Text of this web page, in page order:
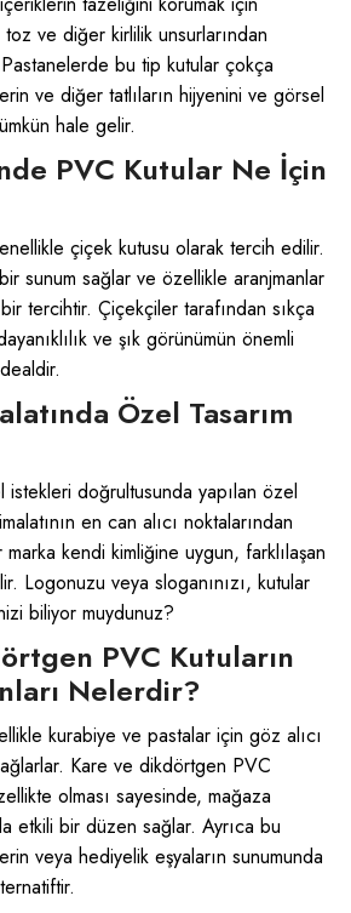
ve diğer kirlilik unsurlarından
Pastanelerde bu tip kutular çokça
ve diğer tatlıların hijyenini ve görsel
hale gelir.
PVC Kutular Ne İçin
çiçek kutusu olarak tercih edilir.
sunum sağlar ve özellikle aranjmanlar
tercihtir. Çiçekçiler tarafından sıkça
ve şık görünümün önemli
Özel Tasarım
istekleri doğrultusunda yapılan özel
en can alıcı noktalarından
kendi kimliğine uygun, farklılaşan
Logonuzu veya sloganınızı, kutular
biliyor muydunuz?
PVC Kutuların
Nelerdir?
kurabiye ve pastalar için göz alıcı
Kare ve dikdörtgen PVC
olması sayesinde, mağaza
etkili bir düzen sağlar. Ayrıca bu
veya hediyelik eşyaların sunumunda